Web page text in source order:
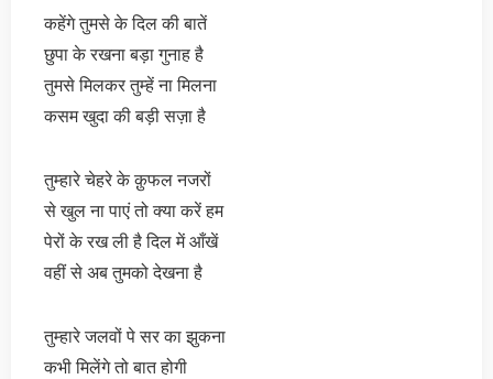
कहेंगे तुमसे के दिल की बातें
छुपा के रखना बड़ा गुनाह है
तुमसे मिलकर तुम्हें ना मिलना
कसम खुदा की बड़ी सज़ा है
तुम्हारे चेहरे के क़ुफल नजरों
से खुल ना पाएं तो क्या करें हम
पेरों के रख ली है दिल में आँखें
वहीं से अब तुमको देखना है
तुम्हारे जलवों पे सर का झुकना
कभी मिलेंगे तो बात होगी